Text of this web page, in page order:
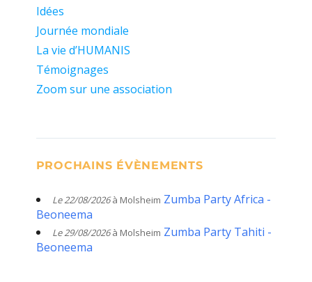
Idées
Journée mondiale
La vie d’HUMANIS
Témoignages
Zoom sur une association
PROCHAINS ÉVÈNEMENTS
Le 22/08/2026à Molsheim Zumba Party Africa -
Beoneema
Le 29/08/2026à Molsheim Zumba Party Tahiti -
Beoneema